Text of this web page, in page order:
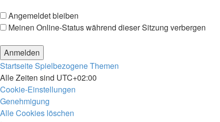
Angemeldet bleiben
Meinen Online-Status während dieser Sitzung verbergen
StartseiteSpielbezogene Themen
Alle Zeiten sind UTC+02:00
Cookie-Einstellungen
Genehmigung
Alle Cookies löschen